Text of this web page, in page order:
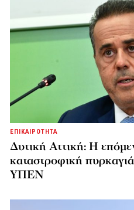
ΕΠΙΚΑΙΡΟΤΗΤΑ
Δυτική Αττική: Η
καταστροφική
ΥΠΕΝ